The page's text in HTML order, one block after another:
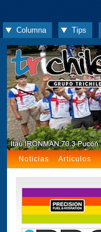
Columna Tips
Noticias Artículos